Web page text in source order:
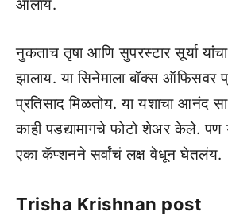
आलाय.
नुकताच तृषा आणि सुपरस्टार सूर्या यांचा
झालाय. या सिनेमाला बॉक्स ऑफिसवर
प्रतिसाद मिळतोय. या यशाचा आनंद
काही पडद्यामागचे फोटो शेअर केले. पण
एका कॅप्शनने सर्वांचं लक्ष वेधून घेतलंय.
Trisha Krishnan post